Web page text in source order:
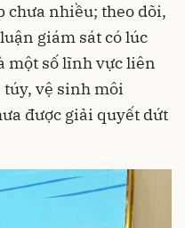
chưa nhiều; theo dõi,
giám sát có lúc
một số lĩnh vực liên
vệ sinh môi
được giải quyết dứt